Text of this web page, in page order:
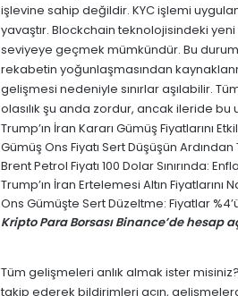
işlevine sahip değildir. KYC işlemi
yavaştır. Blockchain teknolojisindeki
seviyeye geçmek mümkündür. Bu
rekabetin yoğunlaşmasından
gelişmesi nedeniyle sınırlar aşılabilir.
olasılık şu anda zordur, ancak ileride bu
Trump’ın İran Kararı Gümüş Fiyatlarını
Gümüş Ons Fiyatı Sert Düşüşün Ardından
Brent Petrol Fiyatı 100 Dolar Sınırında:
Trump’ın İran Ertelemesi Altın
Ons Gümüşte Sert Düzeltme: Fiyatlar
Kripto Para Borsası Binance’de hesap
Tüm gelişmeleri anlık almak ister
takip ederek bildirimleri açın,